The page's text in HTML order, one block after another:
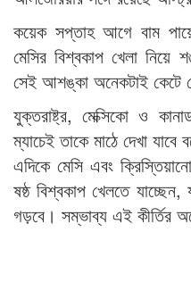
কয়েক সপ্তাহ আগে বাম
মেসির বিশ্বকাপ খেলা নিয়ে
সেই আশঙ্কা অনেকটাই কেটে
যুক্তরাষ্ট্র, মেক্সিকো ও
ম্যাচেই তাকে মাঠে দেখা যাবে
এদিকে মেসি এবং
ষষ্ঠ বিশ্বকাপ খেলতে
গড়বে। সম্ভাব্য এই কীর্তির